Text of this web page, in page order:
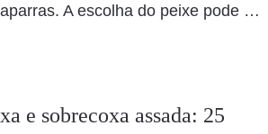
A escolha do peixe pode …
e sobrecoxa assada: 25